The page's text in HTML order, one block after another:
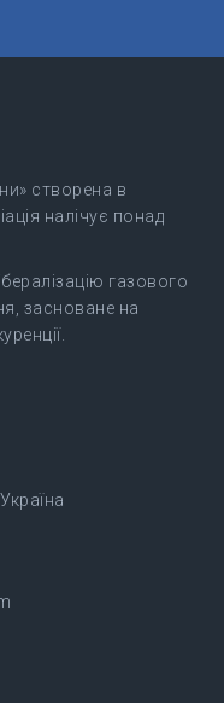
створена в
налічує понад
газового
засноване на